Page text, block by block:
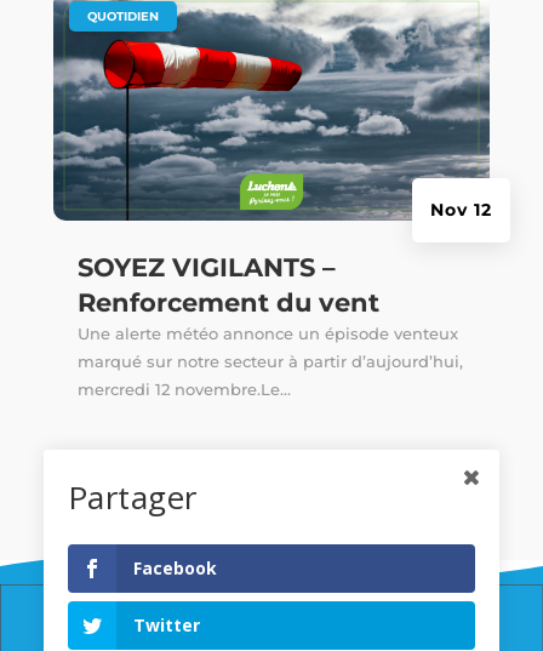
SOYEZ VIGILANTS –
Renforcement du vent
Nov 12
QUOTIDIEN
Une alerte météo annonce un épisode venteux
marqué sur notre secteur à partir d’aujourd’hui,
mercredi 12 novembre.Le...
© Copyright Ville de Luchon
Partager
Facebook
Twitter